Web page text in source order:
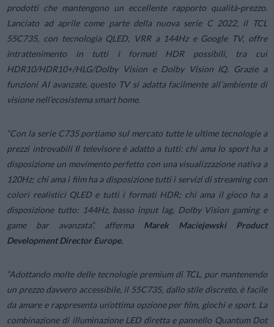
prodotti che mantengono un eccellente rapporto qualità-prezzo.
Lanciato ad aprile come parte della nuova serie C 2022, il TCL
55C735, con tecnologia QLED, VRR a 144Hz e Google TV, offre
intrattenimento in tutti i formati HDR possibili, tra cui
HDR10/HDR10+/HLG/Dolby Vision e Dolby Vision IQ. Grazie a
funzioni AI avanzate, questo TV si adatta facilmente all’ambiente di
visione nell’ecosistema smart home.
“Con la serie C735 portiamo sul mercato tutte le ultime tecnologie a
prezzi introvabili Il televisore è adatto a tutti: chi ama lo sport ha a
disposizione un movimento perfetto con una visualizzazione nativa a
120Hz; chi ama i film ha a disposizione tutti i servizi di streaming con
colori realistici QLED e tutti i formati HDR; chi ama il gioco ha a
disposizione tutto: 144Hz, basso input lag, Dolby Vision gaming e
game bar avanzata”, afferma Marek Maciejewski Product
Development Director Europe.
“Adottando molte delle tecnologie premium di TCL, pur mantenendo
un prezzo davvero accessibile, il 55C735, dallo stile discreto, è facile
da amare e rappresenta un’ottima opzione per film, giochi e sport. La
combinazione di illuminazione LED diretta e pannello Quantum Dot